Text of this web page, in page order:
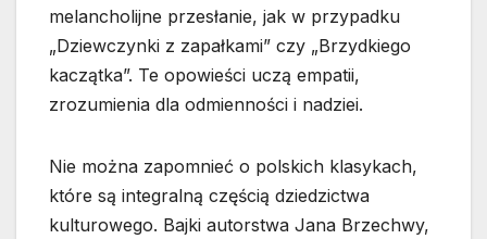
melancholijne przesłanie, jak w przypadku
„Dziewczynki z zapałkami” czy „Brzydkiego
kaczątka”. Te opowieści uczą empatii,
zrozumienia dla odmienności i nadziei.
Nie można zapomnieć o polskich klasykach,
które są integralną częścią dziedzictwa
kulturowego. Bajki autorstwa Jana Brzechwy,